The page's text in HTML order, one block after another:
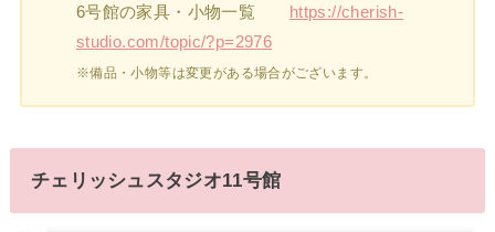
6号館の家具・小物一覧
https://cherish-
studio.com/topic/?p=2976
※備品・小物等は変更がある場合がございます。
チェリッシュスタジオ11号館